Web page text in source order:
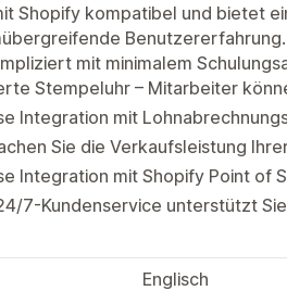
Shopify kompatibel und bietet
mit minimalem
Stempeluhr – Mitarbeiter
Integration mit
Sie die Verkaufsleistung
Integration mit Shopify Point of
7-Kundenservice unterstützt
Englisch